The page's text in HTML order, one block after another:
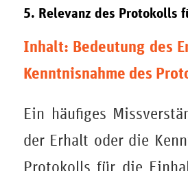
5. Relevanz des Protokolls
Inhalt: Bedeutung des
Kenntnisnahme des
Ein häufiges
der Erhalt oder die
Protokolls für die